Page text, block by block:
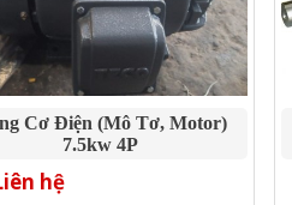
Cơ Điện (mô Tơ, Motor)
7.5kw 4P
hệ